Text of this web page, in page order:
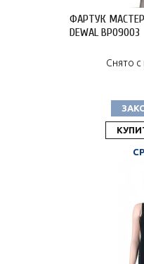
ФАРТУК
DEWAL BP09003
Снято с